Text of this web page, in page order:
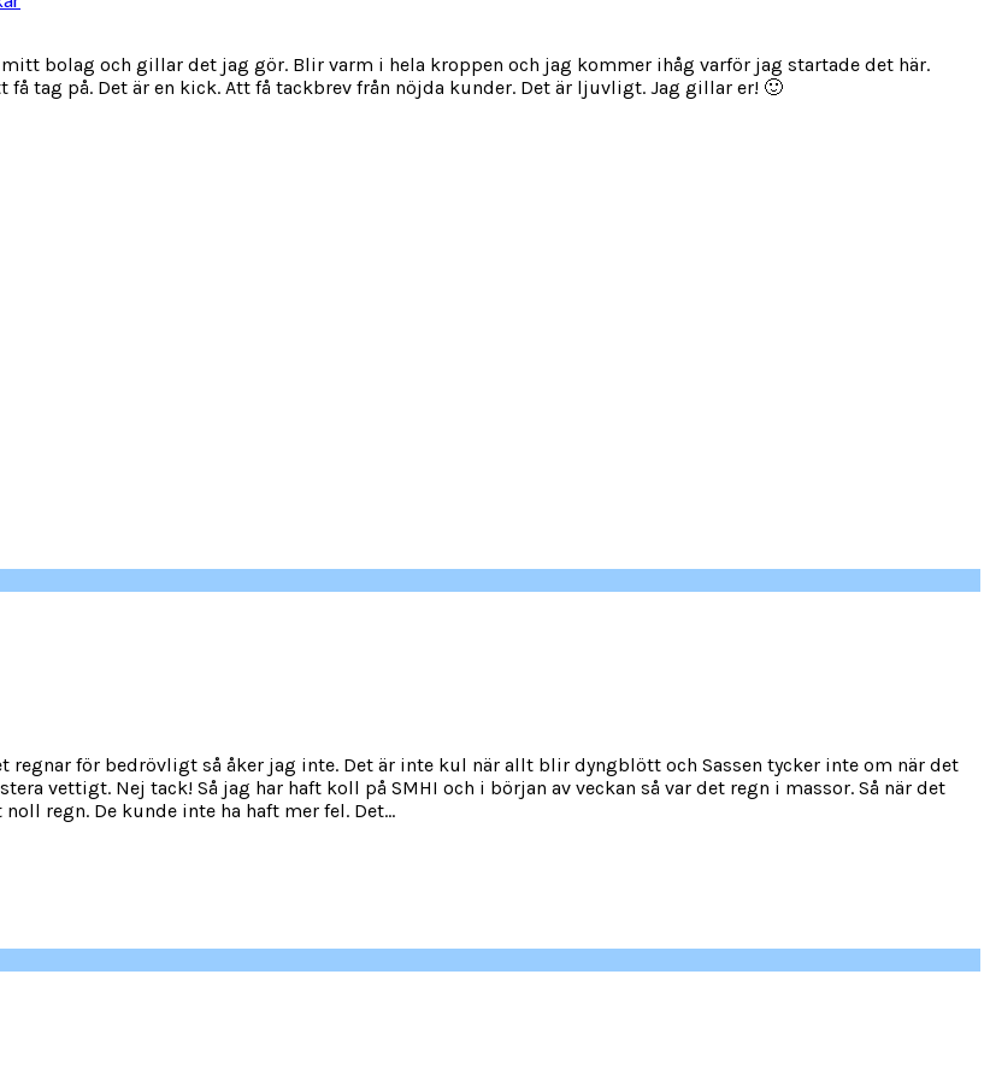
bolag och gillar det jag gör. Blir varm i hela kroppen och jag kommer ihåg varför jag startade det här.
tag på. Det är en kick. Att få tackbrev från nöjda kunder. Det är ljuvligt. Jag gillar er! 🙂
för bedrövligt så åker jag inte. Det är inte kul när allt blir dyngblött och Sassen tycker inte om när det
vettigt. Nej tack! Så jag har haft koll på SMHI och i början av veckan så var det regn i massor. Så när det
regn. De kunde inte ha haft mer fel. Det...